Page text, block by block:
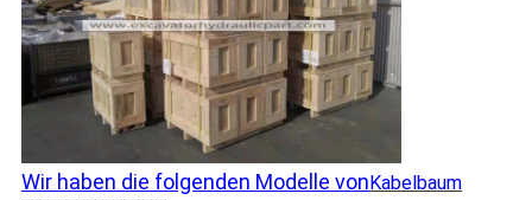
Wir haben die folgenden Modelle von Kabelbaum